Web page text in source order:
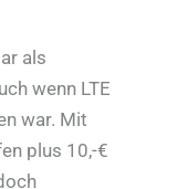
als
wenn LTE
war. Mit
plus 10,-€